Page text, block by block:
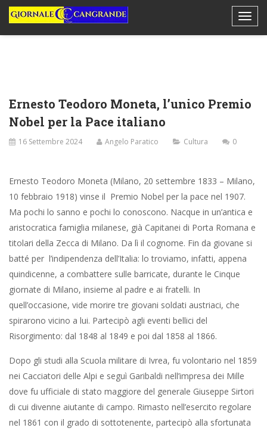
Ernesto Teodoro Moneta, l’unico Premio
Nobel per la Pace italiano
16 Settembre 2024 Angelo Paratico Cultura 0
Ernesto Teodoro Moneta (Milano, 20 settembre 1833 – Milano,
10 febbraio 1918) vinse il Premio Nobel per la pace nel 1907.
Ma pochi lo sanno e pochi lo conoscono. Nacque in un’antica e
aristocratica famiglia milanese, già Capitanei di Porta Romana e
titolari della Zecca di Milano. Da lì il cognome. Fin da giovane si
batté per l’indipendenza dell’Italia: lo troviamo, infatti, appena
quindicenne, a combattere sulle barricate, durante le Cinque
giornate di Milano, insieme al padre e ai fratelli. In
quell’occasione, vide morire tre giovani soldati austriaci, che
spirarono vicino a lui. Partecipò agli eventi bellici del
Risorgimento: dal 1848 al 1849 e poi dal 1858 al 1866.
Dopo gli studi alla Scuola militare di Ivrea, fu volontario nel 1859
nei Cacciatori delle Alpi e seguì Garibaldi nell’impresa dei Mille
dove fu ufficiale di stato maggiore del generale Giuseppe Sirtori
di cui divenne aiutante di campo. Rimasto nell’esercito regolare
nel 1861 con il grado di sottotenente, partecipò alla sfortunata